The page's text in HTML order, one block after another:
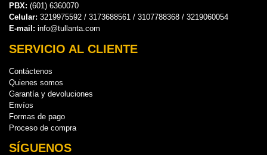
PBX: (601) 6360070
Celular: 3219975592 / 3173688561 / 3107788368 / 3219060054
E-mail: info@tullanta.com
SERVICIO AL CLIENTE
Contáctenos
Quienes somos
Garantía y devoluciones
Envíos
Formas de pago
Proceso de compra
SÍGUENOS